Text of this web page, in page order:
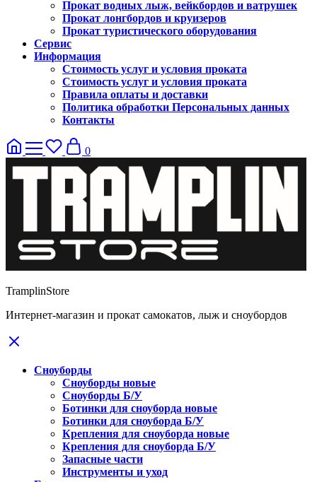
Прокат водных лыж, вейкбордов и ватрушек
Прокат лонгбордов и круизеров
Прокат туристического оборудования
Сервис
Информация
Стоимость услуг и условия проката
Стоимость услуг и условия проката
Правила оплаты и доставки
Политика обработки Персональных данных
Контакты
0
TramplinStore
Интернет-магазин и прокат самокатов, лыж и сноубордов
Сноуборды
Сноуборды новые
Сноуборды Б/У
Ботинки для сноуборда новые
Ботинки для сноуборда Б/У
Крепления для сноуборда новые
Крепления для сноуборда Б/У
Запасные части
Инструменты и уход